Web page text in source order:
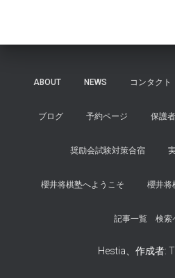
ABOUT NEWS コンタクト
ブログ 予約ページ 保護
奨励会試験対策合宿
櫻井将棋塾へようこそ 櫻井将
記事一覧 検索
Hestia、作成者: